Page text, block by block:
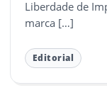
Liberdade de
marca […]
Editorial